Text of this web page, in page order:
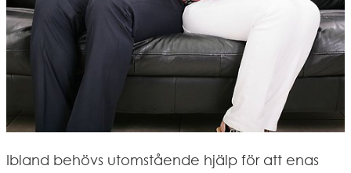
Ibland behövs utomstående hjälp för att enas